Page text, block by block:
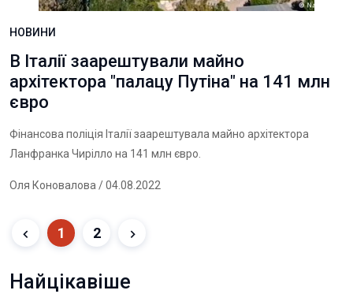
НОВИНИ
В Італії заарештували майно
архітектора "палацу Путіна" на 141 млн
євро
Фінансова поліція Італії заарештувала майно архітектора
Ланфранка Чирілло на 141 млн євро.
Оля Коновалова / 04.08.2022
1 2
Найцікавіше